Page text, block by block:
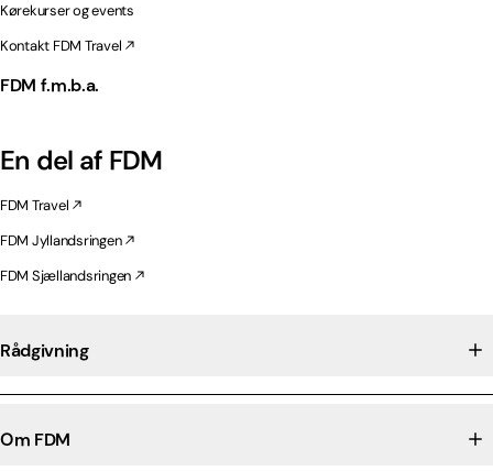
Kørekurser og events
Kontakt FDM Travel
FDM f.m.b.a.
En del af FDM
FDM Travel
FDM Jyllandsringen
FDM Sjællandsringen
Rådgivning
Om FDM